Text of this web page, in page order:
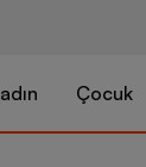
Çocuk